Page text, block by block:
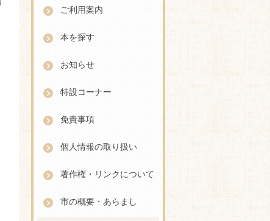
ご利用案内
本を探す
お知らせ
特設コーナー
免責事項
個人情報の取り扱い
著作権・リンクについて
市の概要・あらまし